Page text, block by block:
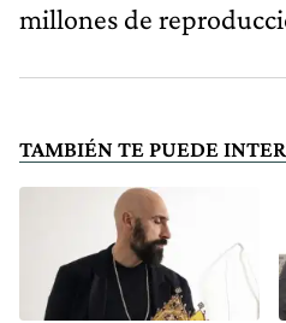
millones de
TAMBIÉN TE PUEDE